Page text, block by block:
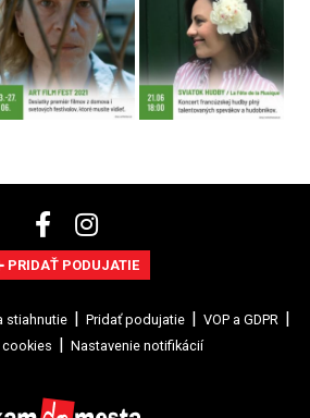
PRIDAŤ PODUJATIE
stiahnutie Pridať podujatie
VOP a GDPR
cookies
Nastavenie notifikácií